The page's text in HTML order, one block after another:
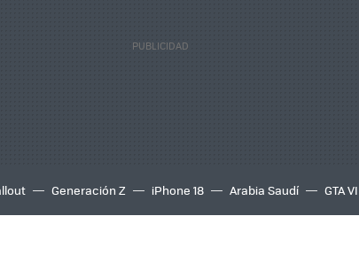
Generación Z iPhone 18 Arabia Saudí GTA VI